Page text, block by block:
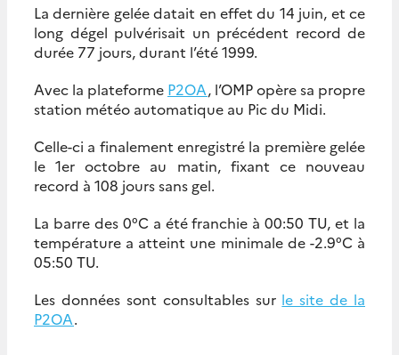
La dernière gelée datait en effet du 14 juin, et ce
long dégel pulvérisait un précédent record de
durée 77 jours, durant l’été 1999.
Avec la plateforme P2OA, l’OMP opère sa propre
station météo automatique au Pic du Midi.
Celle-ci a finalement enregistré la première gelée
le 1er octobre au matin, fixant ce nouveau
record à 108 jours sans gel.
La barre des 0°C a été franchie à 00:50 TU, et la
température a atteint une minimale de -2.9°C à
05:50 TU.
Les données sont consultables sur le site de la
P2OA.